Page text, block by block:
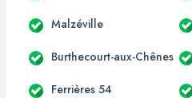
Malzéville
Burthecourt-aux-Chênes
Ferrières 54